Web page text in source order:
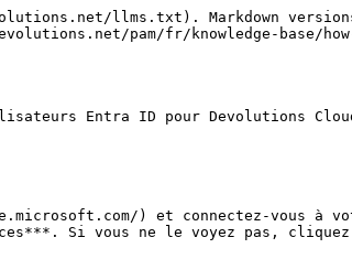
llms.txt). Markdown
pam/fr/knowledge-base/
Entra ID pour Devolutions
) et connectez-vous à
Si vous ne le voyez pas,